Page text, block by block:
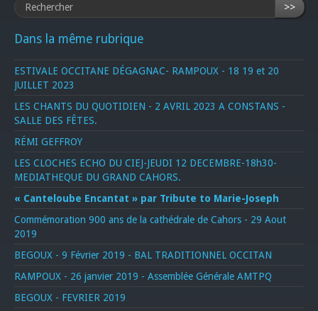
>>
Dans la même rubrique
ESTIVALE OCCITANE DÉGAGNAC- RAMPOUX - 18 19 et 20
JUILLET 2023
LES CHANTS DU QUOTIDIEN - 2 AVRIL 2023 A CONSTANS -
SALLE DES FÊTES.
RÉMI GEFFROY
LES CLOCHES ECHO DU CIEJ-JEUDI 12 DECEMBRE-18h30-
MEDIATHEQUE DU GRAND CAHORS.
« Canteloube Encantat » par Tribute to Marie-Joseph
Commémoration 900 ans de la cathédrale de Cahors - 29 Aout
2019
BEGOUX - 9 Février 2019 - BAL TRADITIONNEL OCCITAN
RAMPOUX - 26 janvier 2019 - Assemblée Générale AMTPQ
BEGOUX - FEVRIER 2019